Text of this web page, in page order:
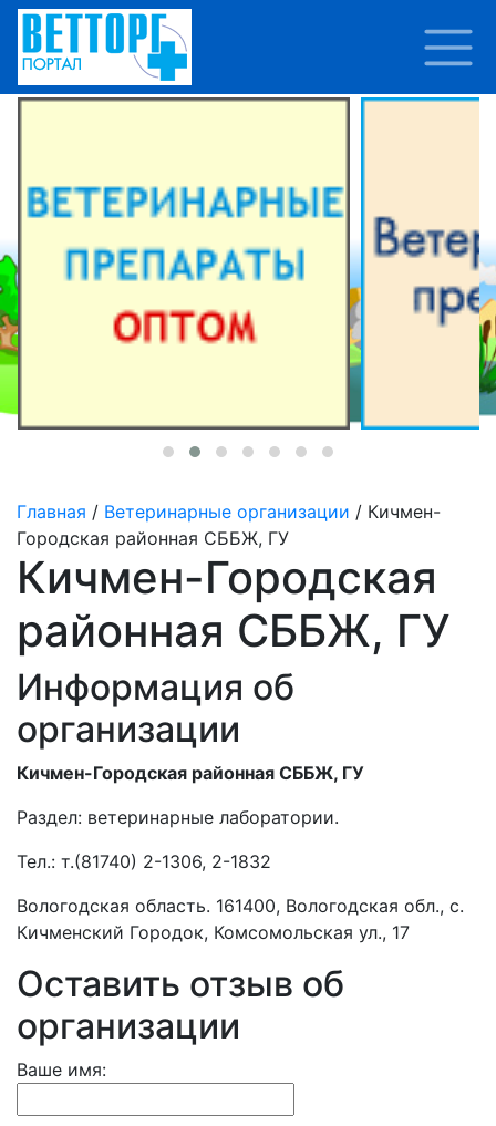
Главная / Ветеринарные организации / Кичмен-
Городская районная СББЖ, ГУ
Кичмен-Городская
районная СББЖ, ГУ
Информация об
организации
Кичмен-Городская районная СББЖ, ГУ
Раздел: ветеринарные лаборатории.
Тел.: т.(81740) 2-1306, 2-1832
Вологодская область. 161400, Вологодская обл., с.
Кичменский Городок, Комсомольская ул., 17
Оставить отзыв об
организации
Ваше имя: